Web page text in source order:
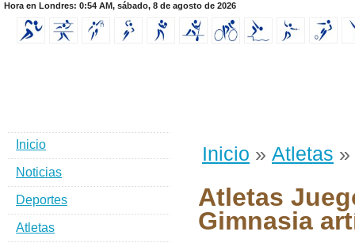
Hora en Londres: 0:54 AM, sábado, 8 de agosto de 2026
Inicio » Atletas »
Atletas
Gimnasia
Inicio
Noticias
Deportes
Atletas